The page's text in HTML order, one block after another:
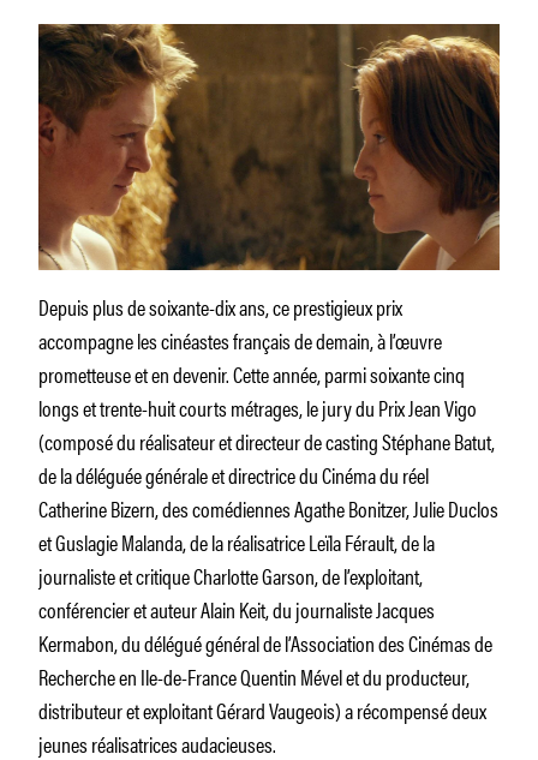
Depuis plus de soixante-dix ans, ce prestigieux prix
accompagne les cinéastes français de demain, à l’œuvre
prometteuse et en devenir. Cette année, parmi soixante cinq
longs et trente-huit courts métrages, le jury du Prix Jean Vigo
(composé du réalisateur et directeur de casting Stéphane Batut,
de la déléguée générale et directrice du Cinéma du réel
Catherine Bizern, des comédiennes Agathe Bonitzer, Julie Duclos
et Guslagie Malanda, de la réalisatrice Leïla Férault, de la
journaliste et critique Charlotte Garson, de l’exploitant,
conférencier et auteur Alain Keit, du journaliste Jacques
Kermabon, du délégué général de l’Association des Cinémas de
Recherche en Ile-de-France Quentin Mével et du producteur,
distributeur et exploitant Gérard Vaugeois) a récompensé deux
jeunes réalisatrices audacieuses.